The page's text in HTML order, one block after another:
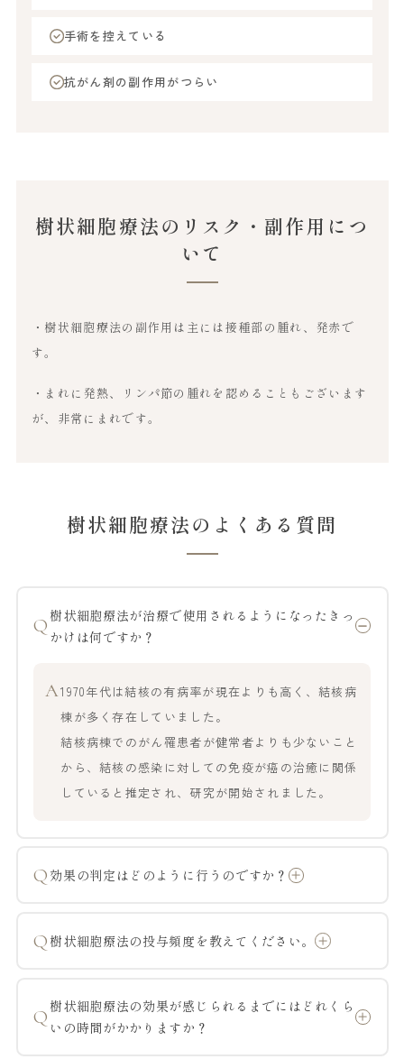
手術を控えている
抗がん剤の副作用がつらい
樹状細胞療法のリスク・副作用につ
いて
・樹状細胞療法の副作用は主には接種部の腫れ、発赤で
す。
・まれに発熱、リンパ節の腫れを認めることもございます
が、非常にまれです。
樹状細胞療法のよくある質問
Q 樹状細胞療法が治療で使用されるようになったきっ
かけは何ですか？
A1970年代は結核の有病率が現在よりも高く、結核病
棟が多く存在していました。
結核病棟でのがん罹患者が健常者よりも少ないこと
から、結核の感染に対しての免疫が癌の治癒に関係
していると推定され、研究が開始されました。
Q 効果の判定はどのように行うのですか？
Q 樹状細胞療法の投与頻度を教えてください。
Q 樹状細胞療法の効果が感じられるまでにはどれくら
いの時間がかかりますか？